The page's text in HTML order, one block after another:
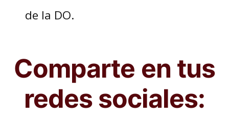
de la DO.
Comparte en tus
redes sociales: